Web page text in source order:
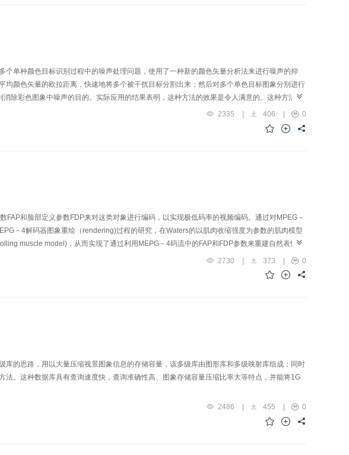
单种颜色目标识别过程中的噪声处理问题，使用了一种新的颜色矢量分析法来进行噪声的抑
颜色矢量的欧拉距离，快速地将多个被干扰目标分割出来；然后对多个单色目标图象分别进行
除彩色图象中噪声的目的。实际应用的结果表明，这种方法的效果是令人满意的。这种方法主
2335 406
0
和脸部定义参数FDP来对这类对象进行编码，以实现极低码率的视频编码。通过对MPEG－
－4解码器图象重绘（rendering)过程的研究，在Waters的以肌肉收缩强度为参数的肌肉模型
muscle model)，从而实现了通过利用MEPG－4码流中的FAP和FDP参数来重建自然表情的
2730 | 373 |
0
的思路，用以大量压缩视景图象信息的存储容量，该多级库由图形库和多级映射库组成；同时
。这种数据库具有查询速度快，查询准确性高、图象存储容量压缩比率大等特点，并能将1G
2486 455
0